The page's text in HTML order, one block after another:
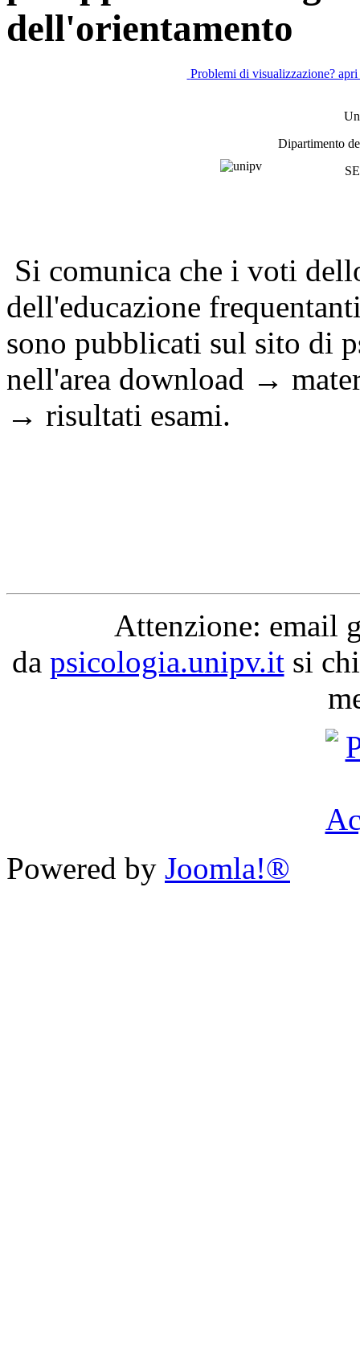
dell'orientamento
Problemi di visualizzazione?
Dipartimento
Si comunica che i voti
dell'educazione
sono pubblicati sul sito di
nell'area download →
→ risultati esami.
Attenzione: email
da psicologia.unipv.itsi
Powered by Joomla!®